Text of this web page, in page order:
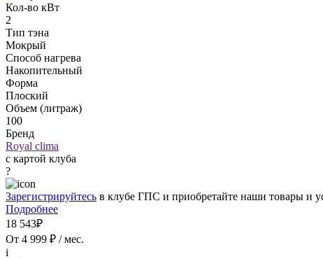
Кол-во кВт
2
Тип тэна
Мокрый
Способ нагрева
Накопительный
Форма
Плоский
Объем (литраж)
100
Бренд
Royal clima
с картой клуба
?
Зарегистрируйтесь в клубе ГПС и приобретайте наши товары и
Подробнее
18 543₽
От 4 999 ₽ / мес.
i